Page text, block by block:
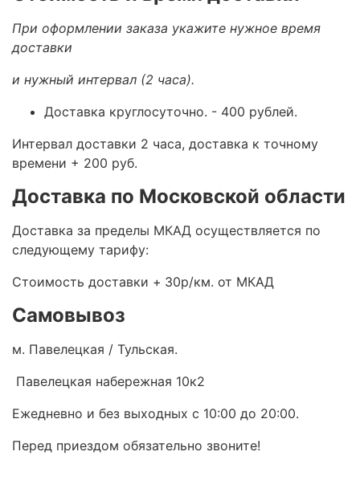
При оформлении заказа укажите нужное время
доставки
и нужный интервал (2 часа).
Доставка круглосуточно. - 400 рублей.
Интервал доставки 2 часа, доставка к точному
времени + 200 руб.
Доставка по Московской области
Доставка за пределы МКАД осуществляется по
следующему тарифу:
Стоимость доставки + 30р/км. от МКАД
Самовывоз
м. Павелецкая / Тульская.
Павелецкая набережная 10к2
Ежедневно и без выходных с 10:00 до 20:00.
Перед приездом обязательно звоните!